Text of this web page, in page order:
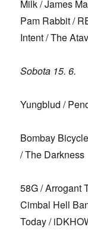
Milk / James
Pam Rabbit /
Intent / The
Sobota 15. 6.
Yungblud /
Bombay
/ The Darkness
58G / Arrogant
Cimbal Hell
Today /